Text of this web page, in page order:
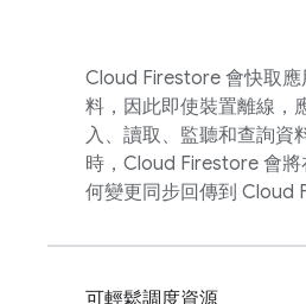
Cloud Firestore 會快取
料，因此即使裝置離線，
入、讀取、監聽和查詢資
時， Cloud Firestore 會將
何變更同步回傳到 Cloud
可輕鬆調度資源